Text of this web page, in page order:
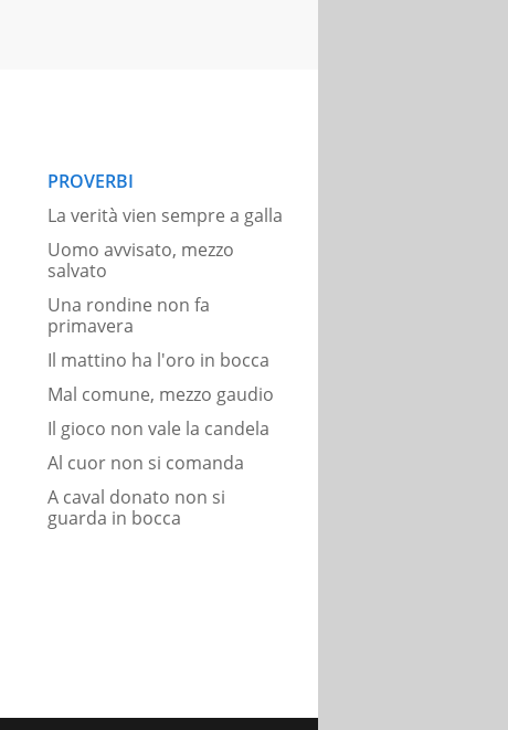
PROVERBI
La verità vien sempre a galla
Uomo avvisato, mezzo
salvato
Una rondine non fa
primavera
Il mattino ha l'oro in bocca
Mal comune, mezzo gaudio
Il gioco non vale la candela
Al cuor non si comanda
A caval donato non si
guarda in bocca